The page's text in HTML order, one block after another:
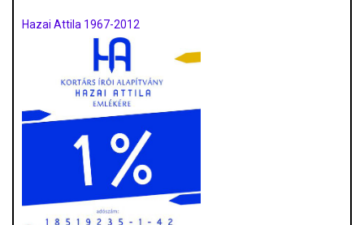
Hazai Attila 1967-2012